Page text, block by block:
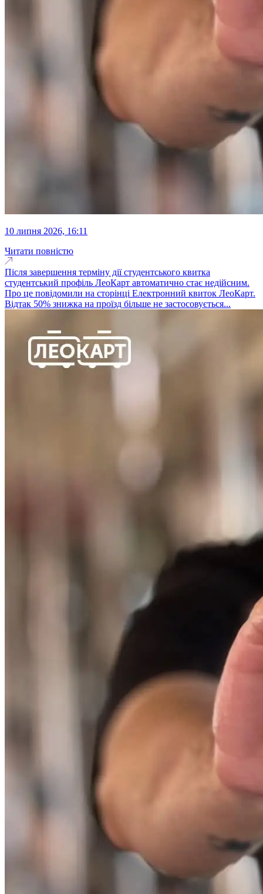
10 липня 2026, 16:11
Читати повністю
Після завершення терміну дії студентського квитка
студентський профіль ЛеоКарт автоматично стає недійсним.
Про це повідомили на сторінці Електронний квиток ЛеоКарт.
Відтак 50% знижка на проїзд більше не застосовується...